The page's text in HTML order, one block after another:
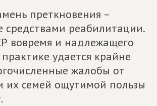
преткновения –
средствами реабилитации.
вовремя и надлежащего
удается крайне
жалобы от
их семей ощутимой пользы